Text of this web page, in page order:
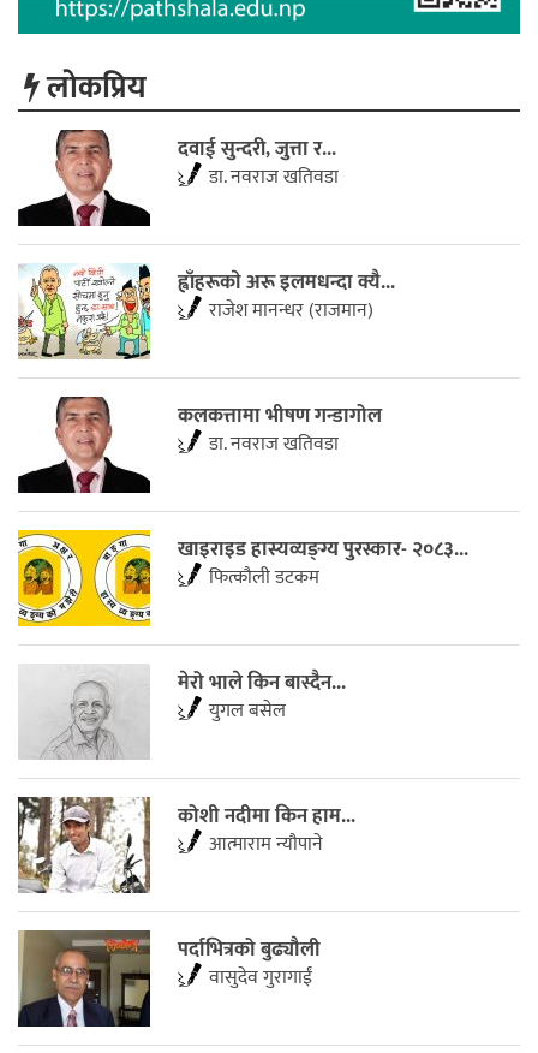
लाेकप्रिय
दवाई सुन्दरी, जुत्ता र...
डा. नवराज खतिवडा
ह्वाँहरूकाे अरू इलमधन्दा क्यै...
राजेश मानन्धर (राजमान)
कलकत्तामा भीषण गन्डागोल
डा. नवराज खतिवडा
खाइराइड हास्यव्यङ्ग्य पुरस्कार- २०८३...
फित्काैली डटकम
मेरो भाले किन बास्दैन...
युगल बसेल
कोशी नदीमा किन हाम...
आत्माराम न्यौपाने
पर्दाभित्रको बुढ्यौली
वासुदेव गुरागाईं